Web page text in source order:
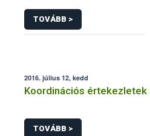
TOVÁBB >
2016. július 12, kedd
Koordinációs értekezletek
TOVÁBB >